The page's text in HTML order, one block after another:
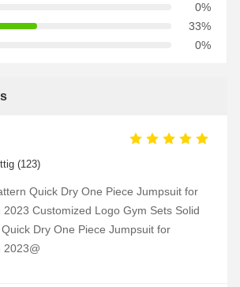
0%
33%
0%
(123)
Quick Dry One Piece Jumpsuit for
2023 Customized Logo Gym Sets Solid
Dry One Piece Jumpsuit for
2023@